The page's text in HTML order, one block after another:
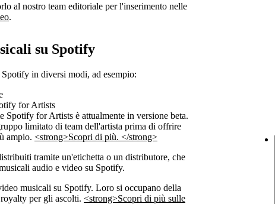
al nostro team editoriale per l'inserimento nelle
.
su Spotify
in diversi modi, ad esempio:
for Artists
Spotify for Artists è attualmente in versione beta.
limitato di team dell'artista prima di offrire
ampio. <strong>Scopri di più. </strong>
tramite un'etichetta o un distributore, che
audio e video su Spotify.
musicali su Spotify. Loro si occupano della
per gli ascolti. <strong>Scopri di più sulle